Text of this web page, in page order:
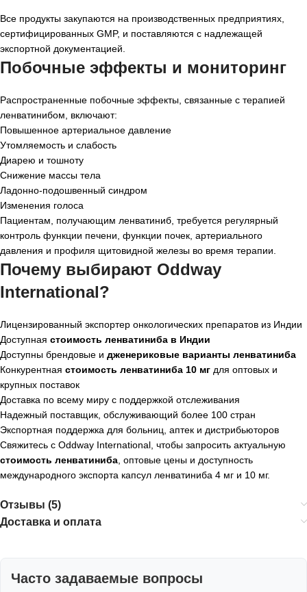
Все продукты закупаются на производственных предприятиях,
сертифицированных GMP, и поставляются с надлежащей
экспортной документацией.
Побочные эффекты и мониторинг
Распространенные побочные эффекты, связанные с терапией
ленватинибом, включают:
Повышенное артериальное давление
Утомляемость и слабость
Диарею и тошноту
Снижение массы тела
Ладонно-подошвенный синдром
Изменения голоса
Пациентам, получающим ленватиниб, требуется регулярный
контроль функции печени, функции почек, артериального
давления и профиля щитовидной железы во время терапии.
Почему выбирают Oddway
International?
Лицензированный экспортер онкологических препаратов из Индии
Доступная стоимость ленватиниба в Индии
Доступны брендовые и дженериковые варианты ленватиниба
Конкурентная стоимость ленватиниба 10 мг для оптовых и
крупных поставок
Доставка по всему миру с поддержкой отслеживания
Надежный поставщик, обслуживающий более 100 стран
Экспортная поддержка для больниц, аптек и дистрибьюторов
Свяжитесь с Oddway International, чтобы запросить актуальную
стоимость ленватиниба , оптовые цены и доступность
международного экспорта капсул ленватиниба 4 мг и 10 мг.
Отзывы (5)
Доставка и оплата
Часто задаваемые вопросы